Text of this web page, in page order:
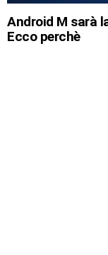
Android M sarà
Ecco perchè